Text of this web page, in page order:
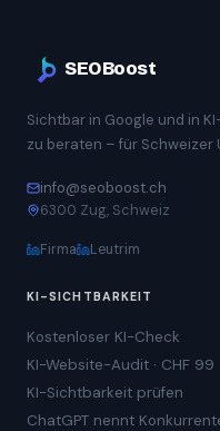
SEOBoost
Sichtbar in Google und in
zu beraten – für Schweizer
info@seoboost.ch
6300 Zug, Schweiz
Firma Leutrim
KI-SICHTBARKEIT
Kostenloser KI-Check
KI-Website-Audit · CHF 99
KI-Sichtbarkeit prüfen
ChatGPT nennt